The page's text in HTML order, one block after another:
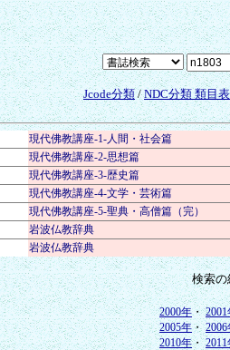
Jcode分類/NDC分類 類目
現代佛教講座-1-人間・社会篇
現代佛教講座-2-思想篇
現代佛教講座-3-歴史篇
現代佛教講座-4-文学・芸術篇
現代佛教講座-5-聖典・高僧篇（完）
岩波仏教辞典
岩波仏教辞典
検索
2000年・2001
2005年・2006
2010年・2011